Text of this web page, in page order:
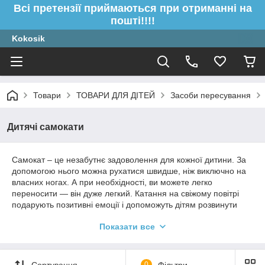
Всі претензії приймаються при отриманні на
пошті!!!!
Kokosik
Товари ТОВАРИ ДЛЯ ДІТЕЙ Засоби пересування
Дитячі самокати
Самокат – це незабутнє задоволення для кожної дитини. За
допомогою нього можна рухатися швидше, ніж виключно на
власних ногах. А при необхідності, ви можете легко
переносити ― він дуже легкий. Катання на свіжому повітрі
подарують позитивні емоції і допоможуть дітям розвинути
Показати все